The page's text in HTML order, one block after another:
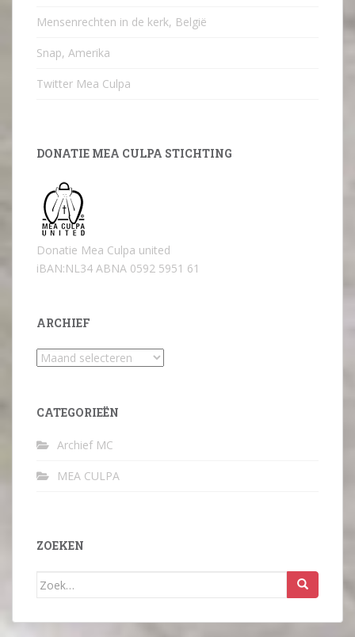
Mensenrechten in de kerk, België
Snap, Amerika
Twitter Mea Culpa
DONATIE MEA CULPA STICHTING
Donatie Mea Culpa united
iBAN:NL34 ABNA 0592 5951 61
ARCHIEF
Archief
CATEGORIEËN
Archief MC
MEA CULPA
ZOEKEN
Zoek